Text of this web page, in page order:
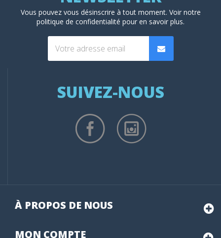
Vous pouvez vous désinscrire à tout moment. Voir notre
politique de confidentialité pour en savoir plus.
SUIVEZ-NOUS
À PROPOS DE NOUS
MON COMPTE